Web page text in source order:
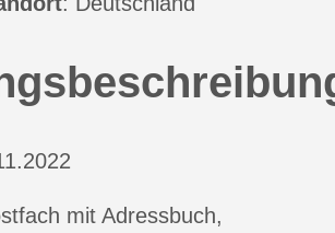
mit Adressbuch,